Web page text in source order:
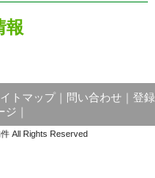
報
トマップ｜ 問い合わせ
登録
ジ
All Rights Reserved